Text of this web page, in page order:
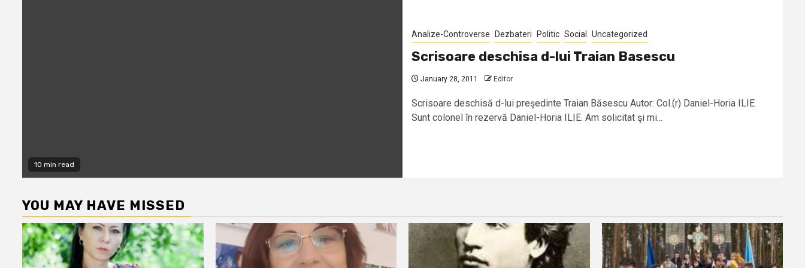
10 min read
Analize-Controverse Dezbateri Politic Social Uncategorized
Scrisoare deschisa d-lui Traian Basescu
January 28, 2011 Editor
Scrisoare deschisă d-lui preşedinte Traian Băsescu Autor: Col.(r) Daniel-Horia ILIE
Sunt colonel în rezervă Daniel-Horia ILIE. Am solicitat şi mi...
YOU MAY HAVE MISSED